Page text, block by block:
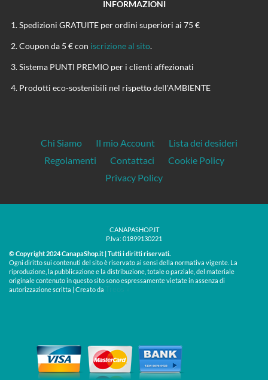
INFORMAZIONI
Spedizioni GRATUITE per ordini superiori ai 75 €
Coupon da 5 € con iscrizione al sito.
Sistema PUNTI PREMIO per i clienti affezionati
Prodotti eco-sostenibili nel rispetto dell'AMBIENTE
Chi Siamo Il mio Account
Lista dei desideri
Regolamenti
Contattaci
Cookie Policy
Privacy Policy
CANAPASHOP.IT
P.Iva: 01899130221
© Copyright 2024 CanapaShop.it | Tutti i diritti riservati.
Ogni diritto sui contenuti del sito è riservato ai sensi della normativa vigente. La
riproduzione, la pubblicazione e la distribuzione, totale o parziale, del materiale
originale contenuto in questo sito sono espressamente vietate in assenza di
autorizzazione scritta | Creato da